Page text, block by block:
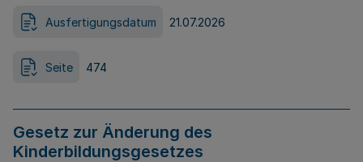
Ausfertigungsdatum 21.07.2026
Seite 474
Gesetz zur Änderung des
Kinderbildungsgesetzes